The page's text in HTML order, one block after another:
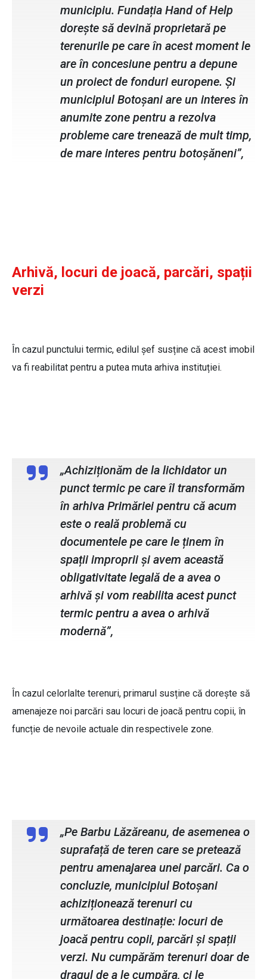
municipiu. Fundația Hand of Help
dorește să devină proprietară pe
terenurile pe care în acest moment le
are în concesiune pentru a depune
un proiect de fonduri europene. Și
municipiul Botoșani are un interes în
anumite zone pentru a rezolva
probleme care trenează de mult timp,
de mare interes pentru botoșăneni”,
Arhivă, locuri de joacă, parcări, spații
verzi
În cazul punctului termic, edilul șef susține că acest imobil
va fi reabilitat pentru a putea muta arhiva instituției.
„Achiziționăm de la lichidator un
punct termic pe care îl transformăm
în arhiva Primăriei pentru că acum
este o reală problemă cu
documentele pe care le ținem în
spații improprii și avem această
obligativitate legală de a avea o
arhivă și vom reabilita acest punct
termic pentru a avea o arhivă
modernă”,
În cazul celorlalte terenuri, primarul susține că dorește să
amenajeze noi parcări sau locuri de joacă pentru copii, în
funcție de nevoile actuale din respectivele zone.
„Pe Barbu Lăzăreanu, de asemenea o
suprafață de teren care se pretează
pentru amenajarea unei parcări. Ca o
concluzie, municipiul Botoșani
achiziționează terenuri cu
următoarea destinație: locuri de
joacă pentru copii, parcări și spații
verzi. Nu cumpărăm terenuri doar de
dragul de a le cumpăra, ci le